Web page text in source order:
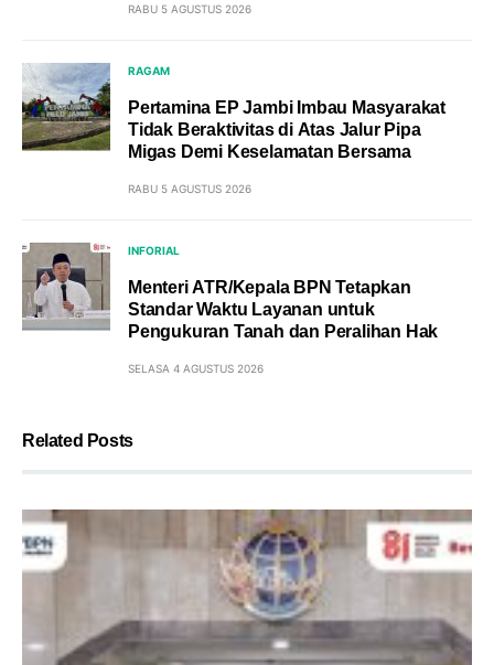
RABU 5 AGUSTUS 2026
RAGAM
Pertamina EP Jambi Imbau Masyarakat
Tidak Beraktivitas di Atas Jalur Pipa
Migas Demi Keselamatan Bersama
RABU 5 AGUSTUS 2026
INFORIAL
Menteri ATR/Kepala BPN Tetapkan
Standar Waktu Layanan untuk
Pengukuran Tanah dan Peralihan Hak
SELASA 4 AGUSTUS 2026
Related Posts